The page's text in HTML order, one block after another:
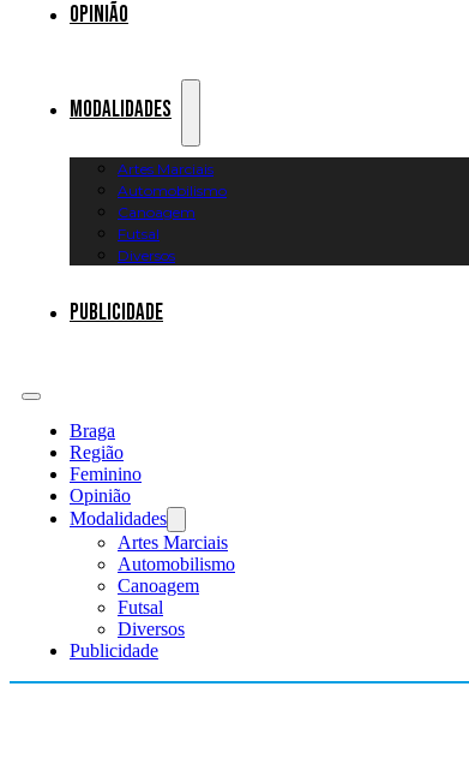
Opinião
Modalidades
Artes Marciais
Automobilismo
Canoagem
Futsal
Diversos
Publicidade
Braga
Região
Feminino
Opinião
Modalidades
Artes Marciais
Automobilismo
Canoagem
Futsal
Diversos
Publicidade